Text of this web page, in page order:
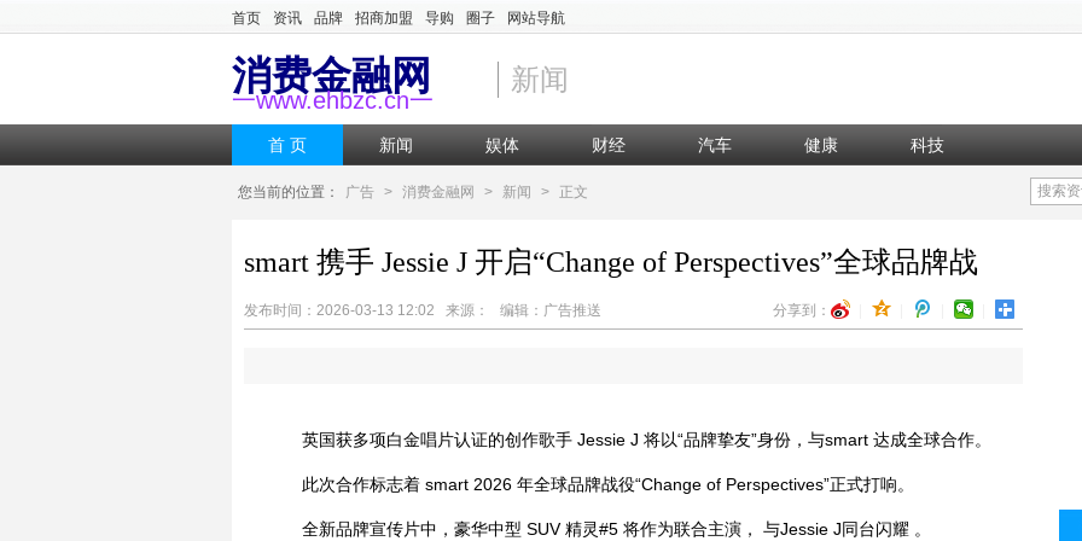
首页 资讯 品牌 招商加盟 导购 圈子 网站导航
消费金融网
一www.ehbzc.cn一
新闻
首 页 新闻 娱体 财经 汽车 健康 科技
您当前的位置： 广告 > 消费金融网 > 新闻 > 正文 搜索
smart 携手 Jessie J 开启“Change of Perspectives”全球品牌战
分享到：
发布时间：2026-03-13 12:02 来源： 编辑：广告推送
英国获多项白金唱片认证的创作歌手 Jessie J 将以“品牌挚友”身份，与smart 达成全球合作。
此次合作标志着 smart 2026 年全球品牌战役“Change of Perspectives”正式打响。
全新品牌宣传片中，豪华中型 SUV 精灵#5 将作为联合主演， 与Jessie J同台闪耀 。